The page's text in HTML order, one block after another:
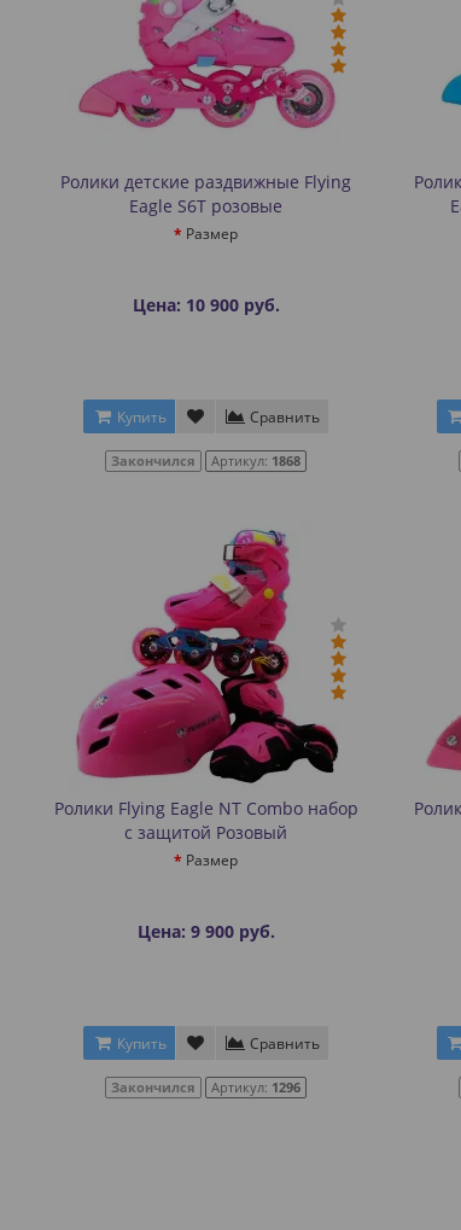
Ролики детские раздвижные Flying
Eagle S6T розовые
Размер
Цена: 10 900 руб.
Купить Сравнить
Закончился Артикул: 1868
Ролики Flying Eagle NT Combo набор
с защитой Розовый
Размер
Цена: 9 900 руб.
Купить Сравнить
Закончился Артикул: 1296